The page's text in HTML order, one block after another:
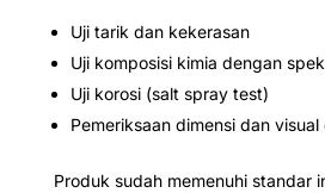
Uji tarik dan kekerasan
Uji komposisi kimia dengan
Uji korosi (salt spray test)
Pemeriksaan dimensi dan visual
Produk sudah memenuhi standar